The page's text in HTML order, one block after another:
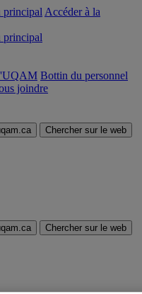
principal Accéder à la
principal
Bottin du personnel
joindre
Chercher sur le web
Chercher sur le web